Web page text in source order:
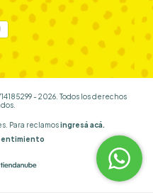
- 2026. Todos los derechos
Para reclamosingresá acá.